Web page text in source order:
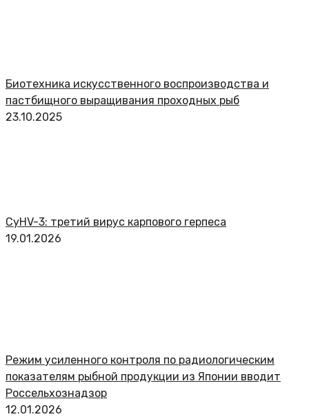
Биотехника искусственного воспроизводства и
пастбищного выращивания проходных рыб
23.10.2025
CyHV-3: третий вирус карпового герпеса
19.01.2026
Режим усиленного контроля по радиологическим
показателям рыбной продукции из Японии вводит
Россельхознадзор
12.01.2026